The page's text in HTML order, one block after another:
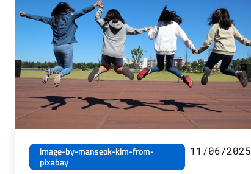
image-by-manseok-kim-from-
pixabay
11/06/2025